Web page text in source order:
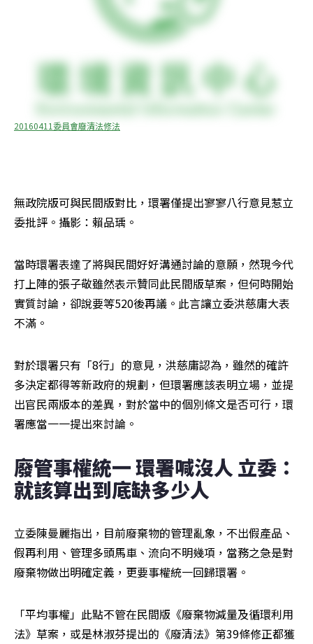
20160411委員會廢清法修法
無政院版可與民間版對比，環署僅提出寥寥八行意見惹立
委批評。攝影：賴品瑀。
當時環署表達了將與民間好好溝通討論的意願，然現今代
打上陣的張子敬雖然表示贊同此民間版草案，但何時開始
實質討論，卻說要等520後再議。此言讓立委洪慈庸大表
不滿。
對於環署只有「8行」的意見，洪慈庸認為，雖然的確許
多決定都得等新政府的規劃，但環署應該表明立場，並提
出官民兩版本的差異，對於當中的個別條文是否可行，環
署應當一一提出來討論。
廢管事權統一 環署喊沒人 立委：
就該算出到底缺多少人
立委陳曼麗指出，目前廢棄物的管理亂象，不出假產品、
假再利用、管理多頭馬車、流向不明幾項，當務之急是對
廢棄物做出明確定義，更要事權統一回歸環署。
「平均事權」此點不管在民間版《廢棄物減量及循環利用
法》草案，或是林淑芬提出的《廢清法》第39條修正都獲